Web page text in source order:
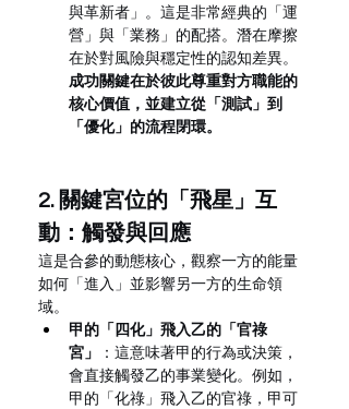
與革新者」。這是非常經典的「運
營」與「業務」的配搭。潛在摩擦
在於對風險與穩定性的認知差異。
成功關鍵在於彼此尊重對方職能的
核心價值，並建立從「測試」到
「優化」的流程閉環。
2. 關鍵宮位的「飛星」互
動：觸發與回應
這是合參的動態核心，觀察一方的能量
如何「進入」並影響另一方的生命領
域。
甲的「四化」飛入乙的「官祿
宮」
：這意味著甲的行為或決策，
會直接觸發乙的事業變化。例如，
甲的「化祿」飛入乙的官祿，甲可